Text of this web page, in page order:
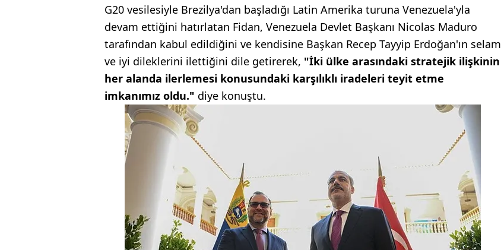
G20 vesilesiyle Brezilya'dan başladığı Latin Amerika turuna Venezuela'yla
devam ettiğini hatırlatan Fidan, Venezuela Devlet Başkanı Nicolas Maduro
tarafından kabul edildiğini ve kendisine Başkan Recep Tayyip Erdoğan'ın selam
ve iyi dileklerini ilettiğini dile getirerek, "İki ülke arasındaki stratejik ilişkinin
her alanda ilerlemesi konusundaki karşılıklı iradeleri teyit etme
imkanımız oldu." diye konuştu.